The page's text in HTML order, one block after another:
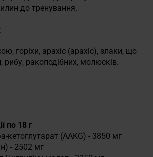
до тренування.
горіхи, арахіс (арахіс), злаки, що
рибу, ракоподібних, молюсків.
по 18 г
кетоглутарат (AAKG) - 3850 мг
- 2502 мг